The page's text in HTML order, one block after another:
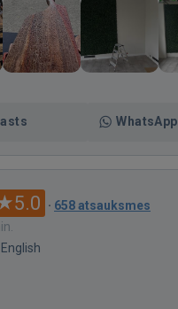
WhatsApp
5.0 · 658 atsauksmes